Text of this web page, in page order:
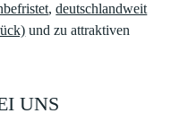
,deutschlandweit
und zu attraktiven
UNS